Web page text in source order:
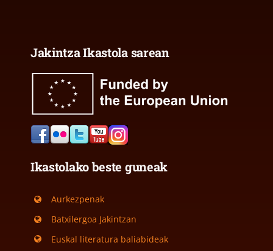
Jakintza Ikastola sarean
Ikastolako beste guneak
Aurkezpenak
Batxilergoa Jakintzan
Euskal literatura baliabideak